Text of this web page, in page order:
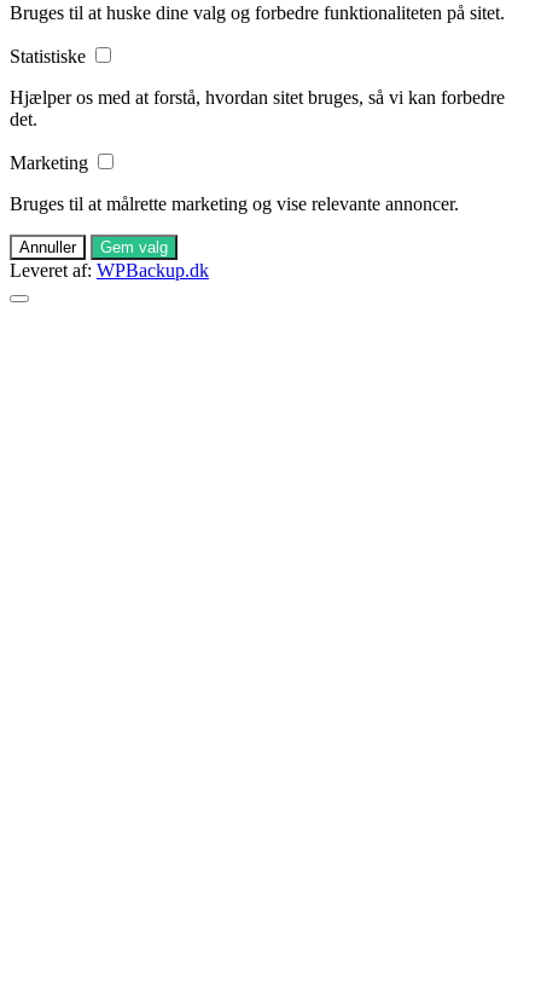
Bruges til at huske dine valg og forbedre funktionaliteten på sitet.
Statistiske
Hjælper os med at forstå, hvordan sitet bruges, så vi kan forbedre
det.
Marketing
Bruges til at målrette marketing og vise relevante annoncer.
Annuller Gem valg
Leveret af: WPBackup.dk